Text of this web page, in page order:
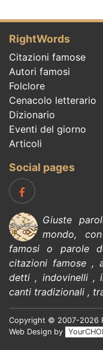
RightWords
Citazioni famose
Autori famosi
Folclore
Cenacolo letterario
Dizionario
Eventi del giorno
Articoli
Social pages
Giuste
mondo,
famosi o parole
citazioni famose ,
detti , indovinelli,
canti tradizionali ,
Copyright © 2007-2026
Web Design by